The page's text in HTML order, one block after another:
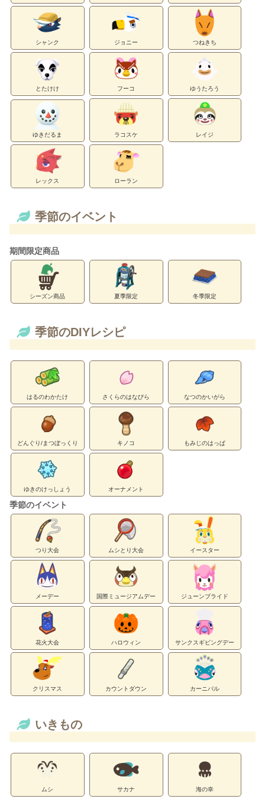
シャンク ジョニー つねきち
とたけけ フーコ ゆうたろう
ゆきだるま ラコスケ レイジ
レックス ローラン
季節のイベント
期間限定商品
シーズン商品 夏季限定 冬季限定
季節のDIYレシピ
はるのわかたけ さくらのはなびら なつのかいがら
どんぐり/まつぼっくり キノコ もみじのはっぱ
ゆきのけっしょう オーナメント
季節のイベント
つり大会 ムシとり大会 イースター
メーデー 国際ミュージアムデー ジューンブライド
花火大会 ハロウィン サンクスギビングデー
クリスマス カウントダウン カーニバル
いきもの
ムシ サカナ 海の幸